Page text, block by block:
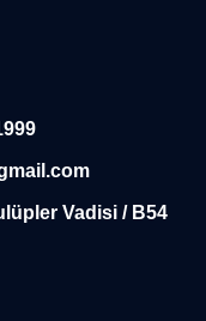
Vadisi / B54